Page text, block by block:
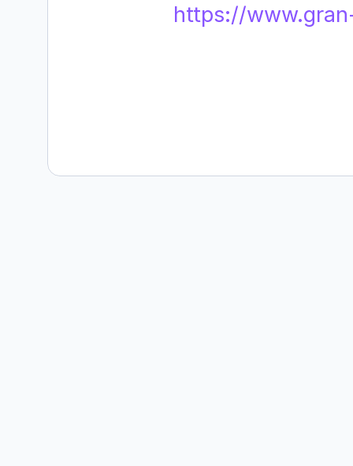
https://